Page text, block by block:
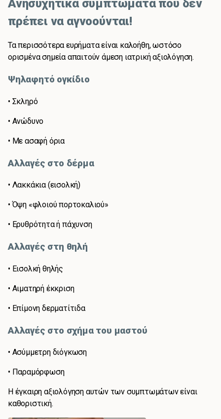
Ανησυχητικά συμπτώματα που δεν
πρέπει να αγνοούνται!
Τα περισσότερα ευρήματα είναι καλοήθη, ωστόσο
ορισμένα σημεία απαιτούν άμεση ιατρική αξιολόγηση.
Ψηλαφητό ογκίδιο
• Σκληρό
• Ανώδυνο
• Με ασαφή όρια
Αλλαγές στο δέρμα
• Λακκάκια (εισολκή)
• Όψη «φλοιού πορτοκαλιού»
• Ερυθρότητα ή πάχυνση
Αλλαγές στη θηλή
• Εισολκή θηλής
• Αιματηρή έκκριση
• Επίμονη δερματίτιδα
Αλλαγές στο σχήμα του μαστού
• Ασύμμετρη διόγκωση
• Παραμόρφωση
Η έγκαιρη αξιολόγηση αυτών των συμπτωμάτων είναι
καθοριστική.